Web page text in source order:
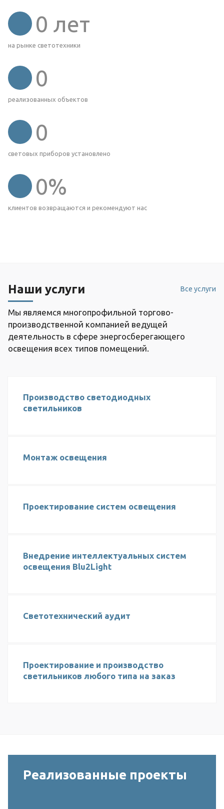
0 лет
на рынке светотехники
0
реализованных объектов
0
световых приборов установлено
0%
клиентов возвращаются и рекомендуют нас
Все услуги
Наши услуги
Мы являемся многопрофильной торгово-
производственной компанией ведущей
деятельность в сфере энергосберегающего
освещения всех типов помещений.
Производство светодиодных
светильников
Монтаж освещения
Проектирование систем освещения
Внедрение интеллектуальных систем
освещения Blu2Light
Светотехнический аудит
Проектирование и производство
светильников любого типа на заказ
Реализованные проекты